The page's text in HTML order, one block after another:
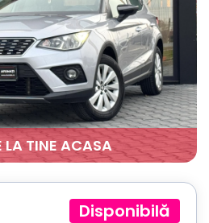
LA TINE ACASA
Disponibilă